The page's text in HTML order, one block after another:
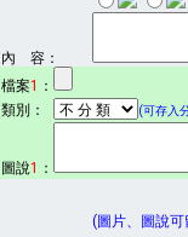
內 容：
檔案1 ：
類別：
(可存入
圖說1 ：
(圖片、圖說可